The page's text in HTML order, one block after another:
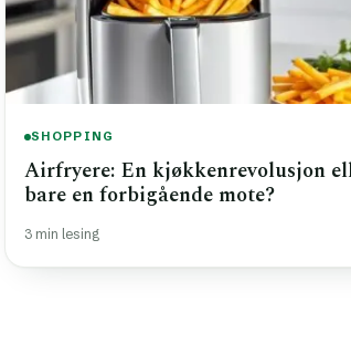
SHOPPING
Airfryere: En kjøkkenrevolusjon
bare en forbigående mote?
3 min lesing